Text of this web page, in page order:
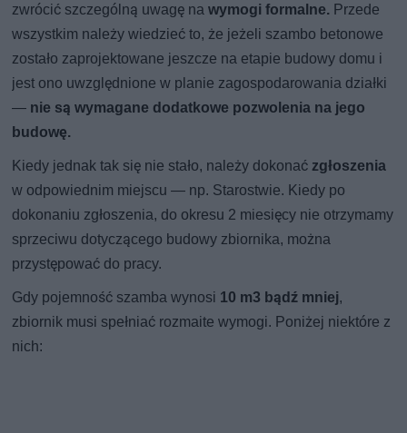
zwrócić szczególną uwagę nawymogi formalne. Przede
wszystkim należy wiedzieć to, że jeżeli szambo betonowe
zostało zaprojektowane jeszcze na etapie budowy domu i
jest ono uwzględnione w planie zagospodarowania działki
— nie są wymagane dodatkowe pozwolenia na jego
budowę.
Kiedy jednak tak się nie stało, należy dokonać zgłoszenia
w odpowiednim miejscu — np. Starostwie. Kiedy po
dokonaniu zgłoszenia, do okresu 2 miesięcy nie otrzymamy
sprzeciwu dotyczącego budowy zbiornika, można
przystępować do pracy.
Gdy pojemność szamba wynosi 10 m3 bądź mniej,
zbiornik musi spełniać rozmaite wymogi. Poniżej niektóre z
nich: